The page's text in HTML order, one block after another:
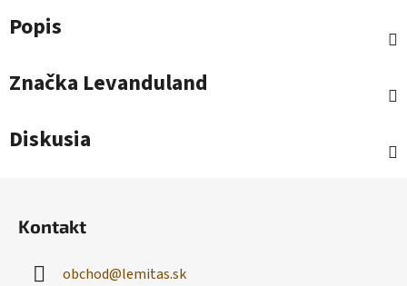
Popis
Značka Levanduland
Diskusia
Kontakt
obchod@lemitas.sk